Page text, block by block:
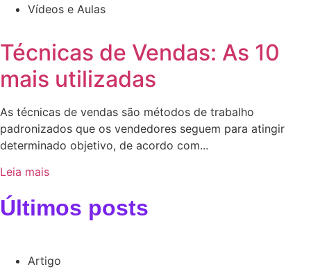
Vídeos e Aulas
Técnicas de Vendas: As 10
mais utilizadas
As técnicas de vendas são métodos de trabalho
padronizados que os vendedores seguem para atingir
determinado objetivo, de acordo com...
Leia mais
Últimos posts
Artigo